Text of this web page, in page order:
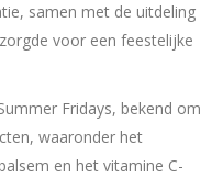
samen met de uitdeling
voor een feestelijke
Fridays, bekend om
waaronder het
en het vitamine C-